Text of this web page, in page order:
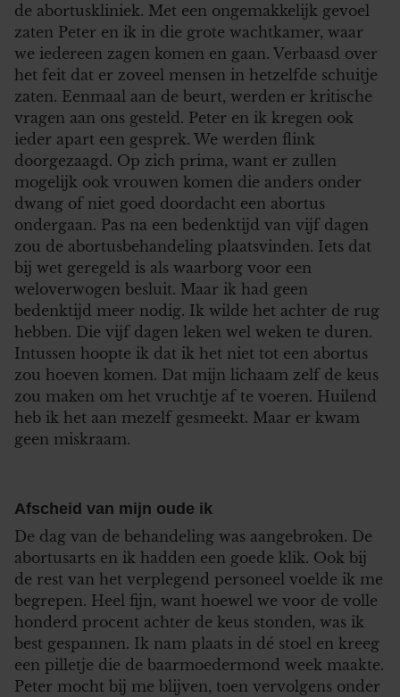
de abortuskliniek. Met een ongemakkelijk gevoel
zaten Peter en ik in die grote wachtkamer, waar
we iedereen zagen komen en gaan. Verbaasd over
het feit dat er zoveel mensen in hetzelfde schuitje
zaten. Eenmaal aan de beurt, werden er kritische
vragen aan ons gesteld. Peter en ik kregen ook
ieder apart een gesprek. We werden flink
doorgezaagd. Op zich prima, want er zullen
mogelijk ook vrouwen komen die anders onder
dwang of niet goed doordacht een abortus
ondergaan. Pas na een bedenktijd van vijf dagen
zou de abortusbehandeling plaatsvinden. Iets dat
bij wet geregeld is als waarborg voor een
weloverwogen besluit. Maar ik had geen
bedenktijd meer nodig. Ik wilde het achter de rug
hebben. Die vijf dagen leken wel weken te duren.
Intussen hoopte ik dat ik het niet tot een abortus
zou hoeven komen. Dat mijn lichaam zelf de keus
zou maken om het vruchtje af te voeren. Huilend
heb ik het aan mezelf gesmeekt. Maar er kwam
geen miskraam.
Afscheid van mijn oude ik
De dag van de behandeling was aangebroken. De
abortusarts en ik hadden een goede klik. Ook bij
de rest van het verplegend personeel voelde ik me
begrepen. Heel fijn, want hoewel we voor de volle
honderd procent achter de keus stonden, was ik
best gespannen. Ik nam plaats in dé stoel en kreeg
een pilletje die de baarmoedermond week maakte.
Peter mocht bij me blijven, toen vervolgens onder